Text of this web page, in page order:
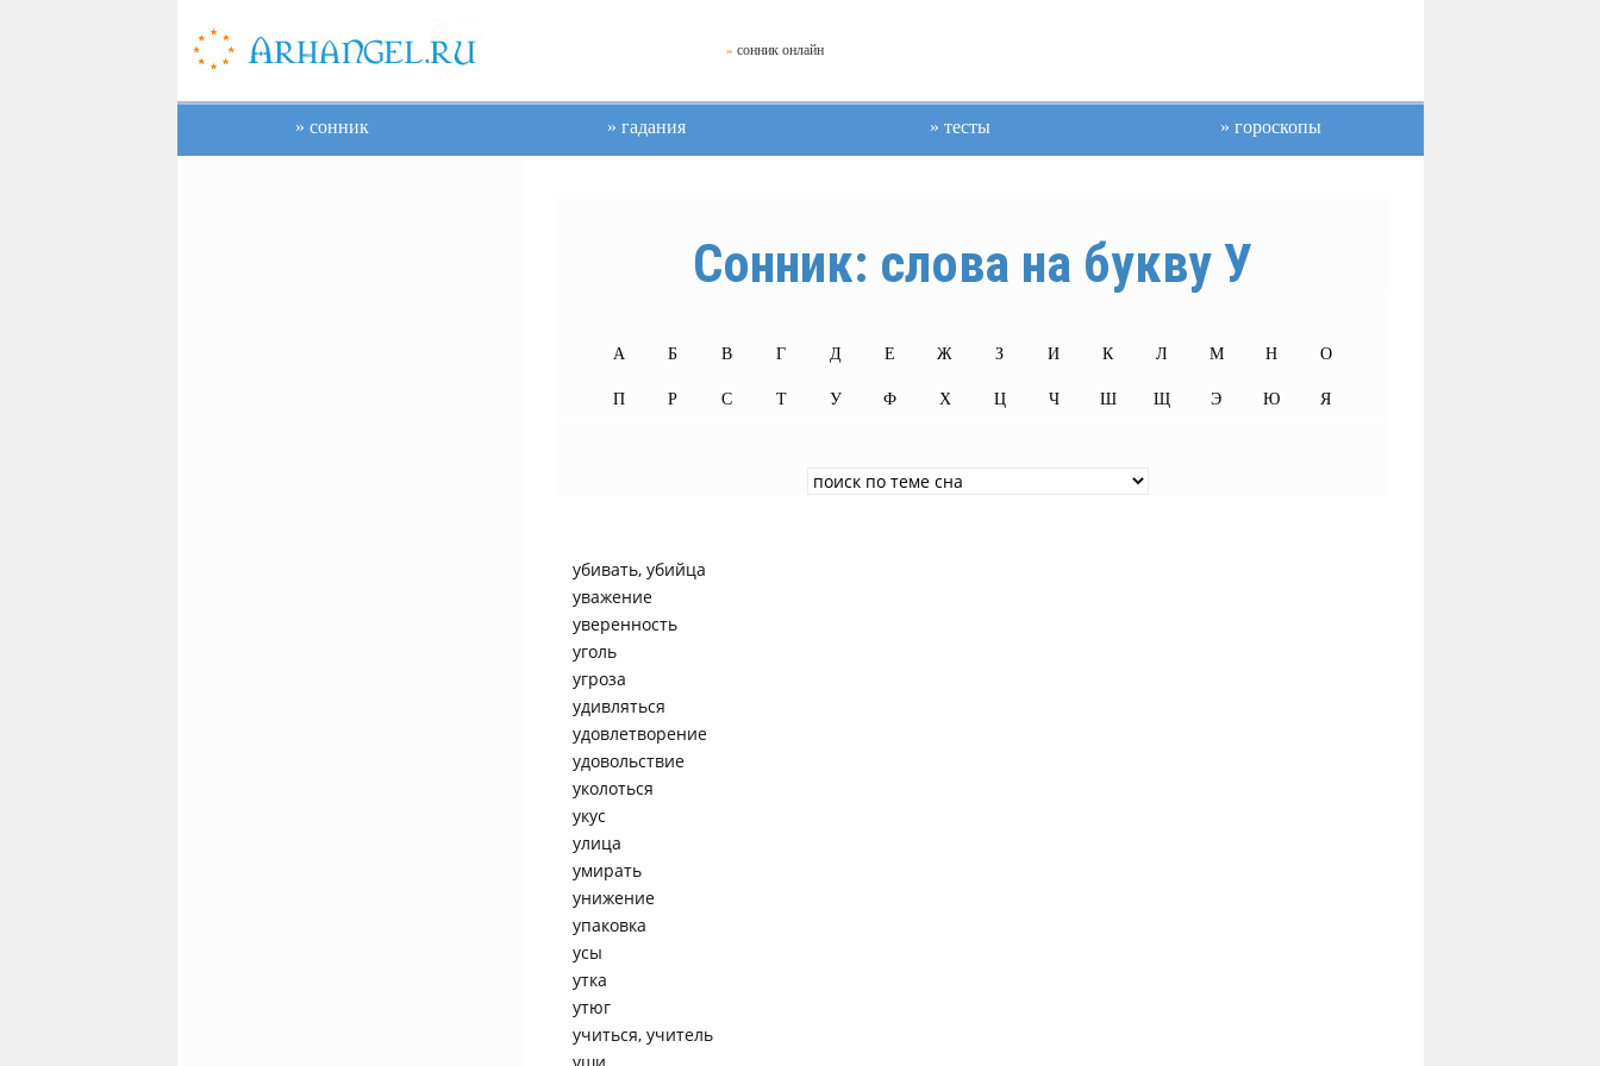
»сонник онлайн
сонник гадания тесты гороскопы
Сонник: слова на букву У
А Б В Г Д Е Ж
П Р С Т У Ф Х
З И К Л М Н О
Ц Ч Ш Щ Э Ю Я
убивать, убийца
уважение
уверенность
уголь
угроза
удивляться
удовлетворение
удовольствие
уколоться
укус
улица
умирать
унижение
упаковка
усы
утка
утюг
учиться, учитель